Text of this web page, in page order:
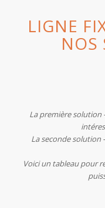
LIGNE
NOS
La première solution
La seconde solution
Voici un tableau pour